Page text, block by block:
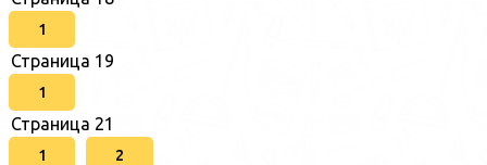
1
Страница 19
1
Страница 21
1 2